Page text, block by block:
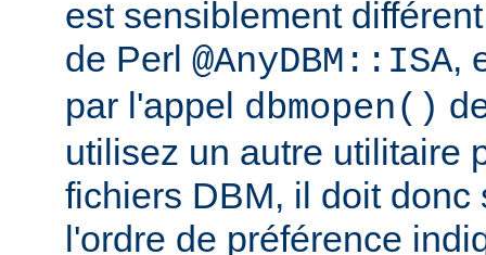
est sensiblement
de Perl @AnyDBM::ISA,
par l'appel dbmopen()
utilisez un autre utilitaire
fichiers DBM, il doit donc
l'ordre de préférence